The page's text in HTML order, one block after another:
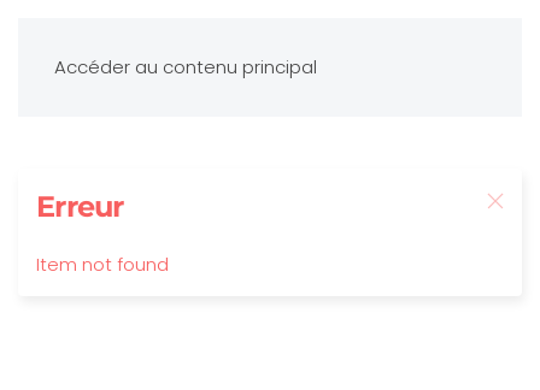
Accéder au contenu principal
Erreur
Item not found